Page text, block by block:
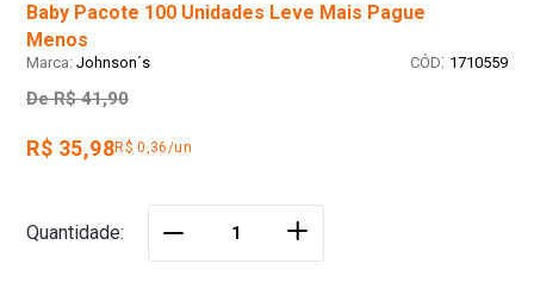
Baby Pacote 100 Unidades Leve Mais Pague
Menos
Johnson´s : 1710559
De R$ 41,90
R$ 35,98R$ 0,36/un
Quantidade ＋